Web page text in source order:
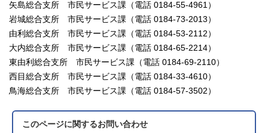
矢島総合支所 市民サービス課（電話 0184-55-4961）
岩城総合支所 市民サービス課（電話 0184-73-2013）
由利総合支所 市民サービス課（電話 0184-53-2112）
大内総合支所 市民サービス課（電話 0184-65-2214）
東由利総合支所 市民サービス課（電話 0184-69-2110）
西目総合支所 市民サービス課（電話 0184-33-4610）
鳥海総合支所 市民サービス課（電話 0184-57-3502）
このページに関するお問い合わせ